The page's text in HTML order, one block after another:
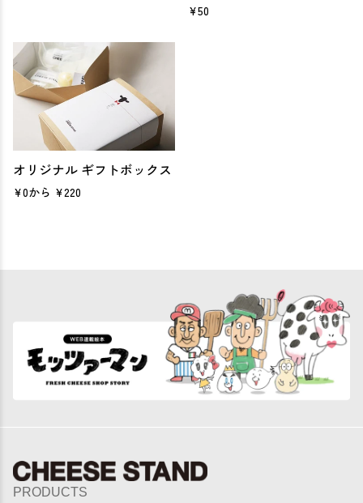
¥50
オリジナル ギフトボックス
¥0から ¥220
PRODUCTS